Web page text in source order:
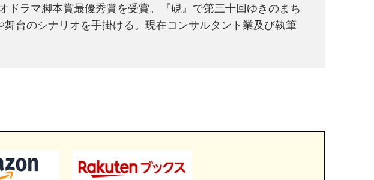
ドラマ脚本賞最優秀賞を受賞。『硯』で第三十回ゆきのまち
台のシナリオを手掛ける。現在コンサルタント業及び執筆